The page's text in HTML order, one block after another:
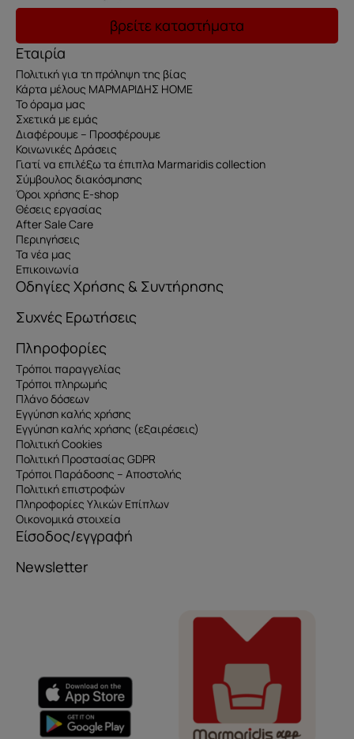
e-mail
Το μήνυμά σας
βρείτε καταστήματα
Εταιρία
Πολιτική για τη πρόληψη της βίας
Κάρτα μέλους ΜΑΡΜΑΡΙΔΗΣ HOME
Το όραμα μας
Σχετικά με εμάς
Διαφέρουμε – Προσφέρουμε
Κοινωνικές Δράσεις
Γιατί να επιλέξω τα έπιπλα Marmaridis collection
Σύμβουλος διακόσμησης
Όροι χρήσης E-shop
Θέσεις εργασίας
After Sale Care
Περιηγήσεις
Τα νέα μας
Επικοινωνία
Οδηγίες Χρήσης & Συντήρησης
Συχνές Ερωτήσεις
Πληροφορίες
Τρόποι παραγγελίας
Τρόποι πληρωμής
Πλάνο δόσεων
Εγγύηση καλής χρήσης
Εγγύηση καλής χρήσης (εξαιρέσεις)
Πολιτική Cookies
Πολιτική Προστασίας GDPR
Τρόποι Παράδοσης – Αποστολής
Πολιτική επιστροφών
Πληροφορίες Υλικών Επίπλων
Οικονομικά στοιχεία
Είσοδος/εγγραφή
Newsletter